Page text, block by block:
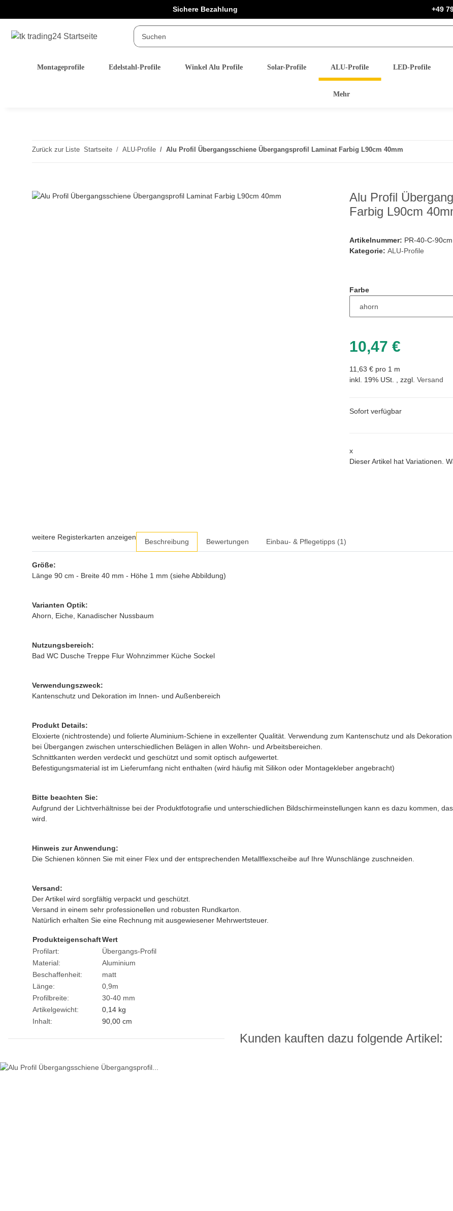
Sichere Bezahlung +49
Montageprofile Edelstahl-Profile Winkel Alu Profile Solar-Profile ALU-Profile LED-Profile
Mehr
Zurück zur Liste Startseite ALU-Profile Alu Profil Übergangsschiene Übergangsprofil Laminat Farbig L90cm 40mm
Alu Profil
Farbig L90cm
Artikelnummer: PR-40-C-90cm
Kategorie: ALU-Profile
Farbe
10,47 €
11,63 € pro 1 m
inkl. 19% USt. , zzgl. Versand
Sofort verfügbar
x
Dieser Artikel hat Variationen.
weitere Registerkarten anzeigen
Beschreibung Bewertungen Einbau- & Pflegetipps (1)
Größe:
Länge 90 cm - Breite 40 mm - Höhe 1 mm (siehe Abbildung)
Varianten Optik:
Ahorn, Eiche, Kanadischer Nussbaum
Nutzungsbereich:
Bad WC Dusche Treppe Flur Wohnzimmer Küche Sockel
Verwendungszweck:
Kantenschutz und Dekoration im Innen- und Außenbereich
Produkt Details:
Eloxierte (nichtrostende) und folierte Aluminium-Schiene in exzellenter Qualität. Verwendung zum Kantenschutz und als Dekoration
bei Übergangen zwischen unterschiedlichen Belägen in allen Wohn- und Arbeitsbereichen.
Schnittkanten werden verdeckt und geschützt und somit optisch aufgewertet.
Befestigungsmaterial ist im Lieferumfang nicht enthalten (wird häufig mit Silikon oder Montagekleber angebracht)
Bitte beachten Sie:
Aufgrund der Lichtverhältnisse bei der Produktfotografie und unterschiedlichen Bildschirmeinstellungen kann es dazu kommen,
wird.
Hinweis zur Anwendung:
Die Schienen können Sie mit einer Flex und der entsprechenden Metallflexscheibe auf Ihre Wunschlänge zuschneiden.
Versand:
Der Artikel wird sorgfältig verpackt und geschützt.
Versand in einem sehr professionellen und robusten Rundkarton.
Natürlich erhalten Sie eine Rechnung mit ausgewiesener Mehrwertsteuer.
ProdukteigenschaftWert
Profilart:
Übergangs-Profil
Material:
Aluminium
Beschaffenheit:
matt
Länge:
0,9m
Profilbreite:
30-40 mm
Artikelgewicht:
0,14 kg
Inhalt:
90,00 cm
Kunden kauften dazu folgende Artikel: